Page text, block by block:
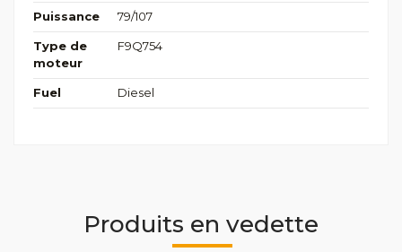
Puissance 79/107
Type de
moteur
F9Q754
Fuel Diesel
Produits en vedette